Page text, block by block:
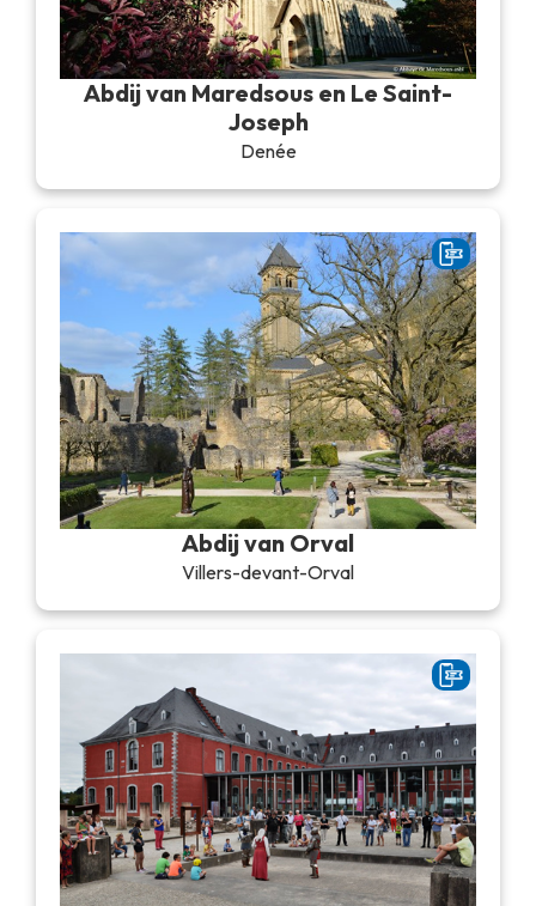
Abdij van Maredsous en Le Saint-
Joseph
Denée
Abdij van Orval
Villers-devant-Orval